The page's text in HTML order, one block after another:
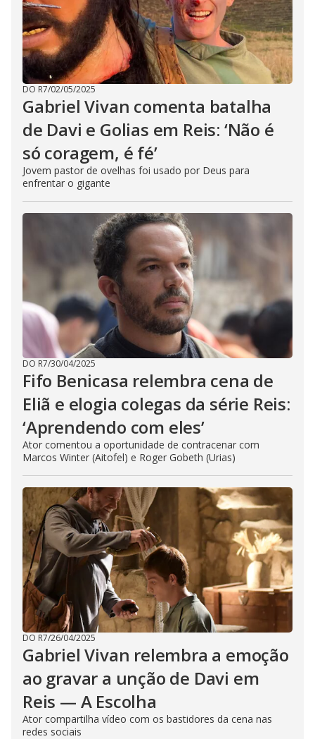
DO R7/02/05/2025
Gabriel Vivan comenta batalha
de Davi e Golias em Reis: ‘Não é
só coragem, é fé’
Jovem pastor de ovelhas foi usado por Deus para
enfrentar o gigante
DO R7/30/04/2025
Fifo Benicasa relembra cena de
Eliã e elogia colegas da série Reis:
‘Aprendendo com eles’
Ator comentou a oportunidade de contracenar com
Marcos Winter (Aitofel) e Roger Gobeth (Urias)
DO R7/26/04/2025
Gabriel Vivan relembra a emoção
ao gravar a unção de Davi em
Reis — A Escolha
Ator compartilha vídeo com os bastidores da cena nas
redes sociais